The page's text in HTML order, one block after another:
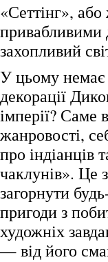
«Сеттінг»,
привабливими
захопливий
У цьому немає
декорації
імперії? Саме
жанровості,
про індіанців
чаклунів». Це
загорнути
пригоди з
художніх
— від його